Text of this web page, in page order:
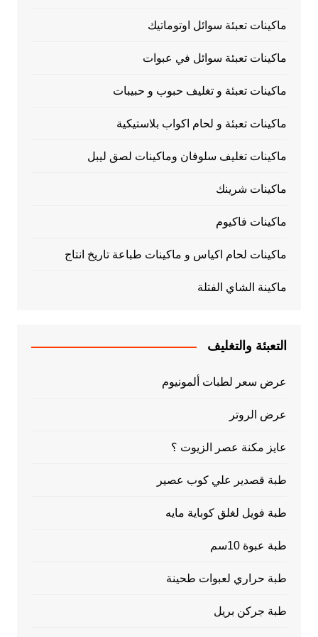
ماكينات تعبئة سوائل اوتوماتيك
ماكينات تعبئة سوائل في عبوات
ماكينات تعبئة و تغليف حبوب و حبيبات
ماكينات تعبئة و لحام اكواب بلاستيكية
ماكينات تغليف سلوفان وماكينات لصق ليبل
ماكينات شرينك
ماكينات فاكيوم
ماكينات لحام اكياس و ماكينات طباعة تاريخ انتاج
ماكينة الشاي الفتلة
التعبئة والتغليف
عرض سعر لطبات ألمونيوم
عرض الروتر
عايز مكنة عصر الزيوت ؟
طبة قصدير علي كوب عصير
طبة فويل لغلق كوباية مايه
طبة عبوة 10سم
طبة حراري لعبوات طحينة
طبة جركن بريل